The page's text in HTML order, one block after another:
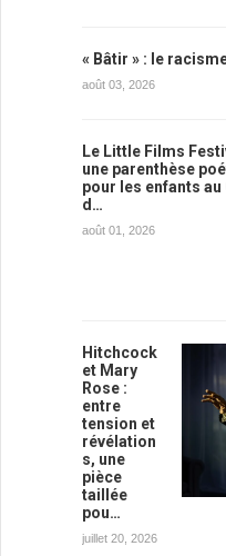
« Bâtir » : le
août 03, 2026
Le Little Films
une parenthèse
pour les enfants au
d…
août 01, 2026
Hitchcock
et Mary
Rose :
entre
tension et
révélation
s, une
pièce
taillée
pou…
juillet 20, 2026